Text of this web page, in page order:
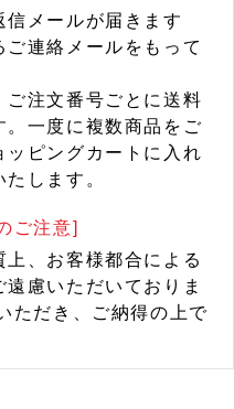
信メールが届きます
連絡メールをもって
ご注文番号ごとに送料
。一度に複数商品をご
ピングカートに入れ
します。
ご注意]
上、お客様都合による
慮いただいておりま
ただき、ご納得の上で